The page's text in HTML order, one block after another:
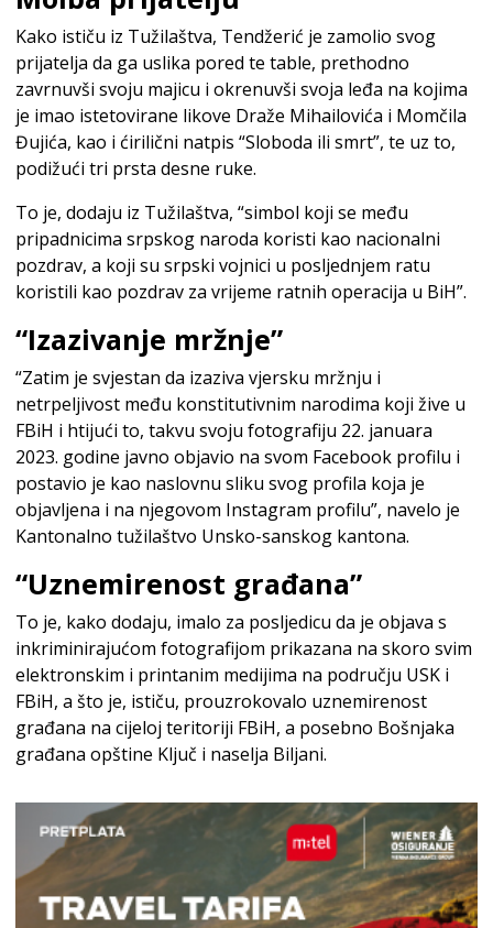
Kako ističu iz Tužilaštva, Tendžerić je zamolio svog
prijatelja da ga uslika pored te table, prethodno
zavrnuvši svoju majicu i okrenuvši svoja leđa na kojima
je imao istetovirane likove Draže Mihailovića i Momčila
Đujića, kao i ćirilični natpis “Sloboda ili smrt”, te uz to,
podižući tri prsta desne ruke.
To je, dodaju iz Tužilaštva, “simbol koji se među
pripadnicima srpskog naroda koristi kao nacionalni
pozdrav, a koji su srpski vojnici u posljednjem ratu
koristili kao pozdrav za vrijeme ratnih operacija u BiH”.
“Izazivanje mržnje”
“Zatim je svjestan da izaziva vjersku mržnju i
netrpeljivost među konstitutivnim narodima koji žive u
FBiH i htijući to, takvu svoju fotografiju 22. januara
2023. godine javno objavio na svom Facebook profilu i
postavio je kao naslovnu sliku svog profila koja je
objavljena i na njegovom Instagram profilu”, navelo je
Kantonalno tužilaštvo Unsko-sanskog kantona.
“Uznemirenost građana”
To je, kako dodaju, imalo za posljedicu da je objava s
inkriminirajućom fotografijom prikazana na skoro svim
elektronskim i printanim medijima na području USK i
FBiH, a što je, ističu, prouzrokovalo uznemirenost
građana na cijeloj teritoriji FBiH, a posebno Bošnjaka
građana opštine Ključ i naselja Biljani.